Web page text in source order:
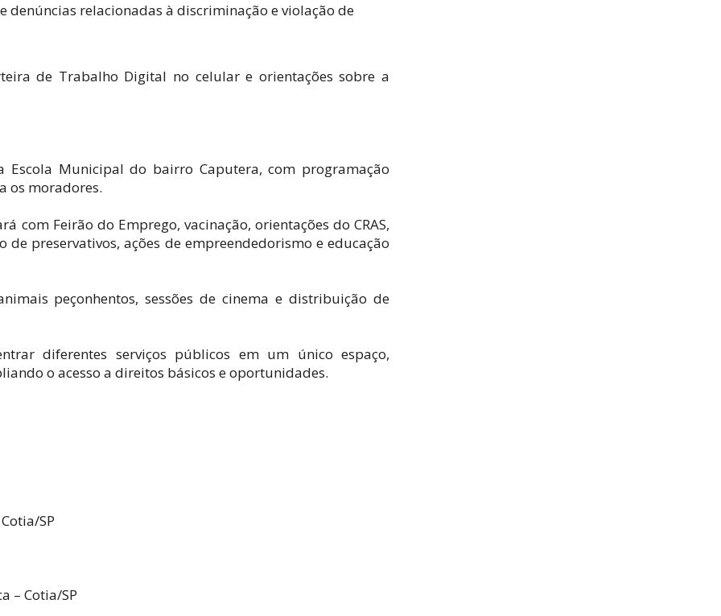
denúncias relacionadas à discriminação e violação de
de Trabalho Digital no celular e orientações sobre a
Escola Municipal do bairro Caputera, com programação
os moradores.
com Feirão do Emprego, vacinação, orientações do CRAS,
preservativos, ações de empreendedorismo e educação
peçonhentos, sessões de cinema e distribuição de
diferentes serviços públicos em um único espaço,
o acesso a direitos básicos e oportunidades.
SP
– Cotia/SP